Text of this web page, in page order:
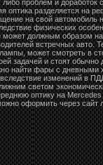
либо проблем и
разделяется на
на свой автомобиль
физических
должным образом
встречных авто.
может смотреть в
задачей и стоят обычно
найти фары с
изменений в
светом
оптику на
оформить через сайт